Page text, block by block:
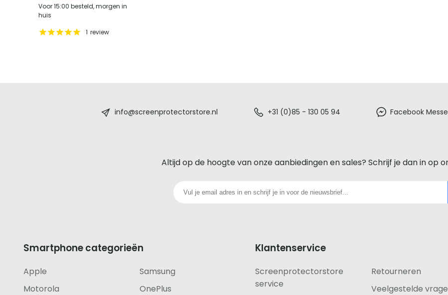
Voor 15:00 besteld, morgen in
huis
1 review
iedere
telefoon
footer
info@screenprotectorstore.nl +31 (0)85 - 130 05 94 Facebook
Altijd op de hoogte van onze aanbiedingen en sales? Schrijf je dan in op
Smartphone categorieën
Apple
Samsung
Motorola
OnePlus
Klantenservice
Screenprotectorstore
service
Retourneren
Veelgestelde